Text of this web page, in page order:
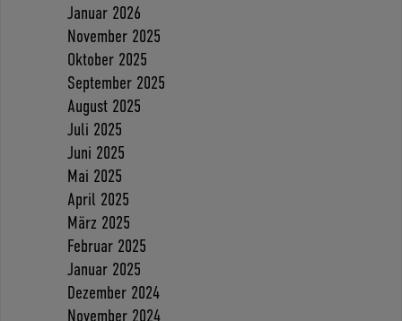
Januar 2026
November 2025
Oktober 2025
September 2025
August 2025
Juli 2025
Juni 2025
Mai 2025
April 2025
März 2025
Februar 2025
Januar 2025
Dezember 2024
November 2024